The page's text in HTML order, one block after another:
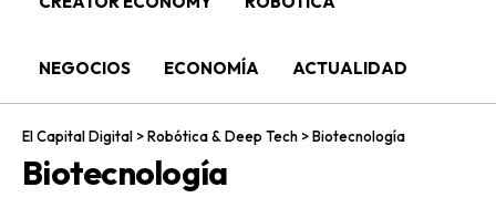
NEGOCIOS ECONOMÍA ACTUALIDAD
El Capital Digital >Robótica & Deep Tech >Biotecnología
Biotecnología